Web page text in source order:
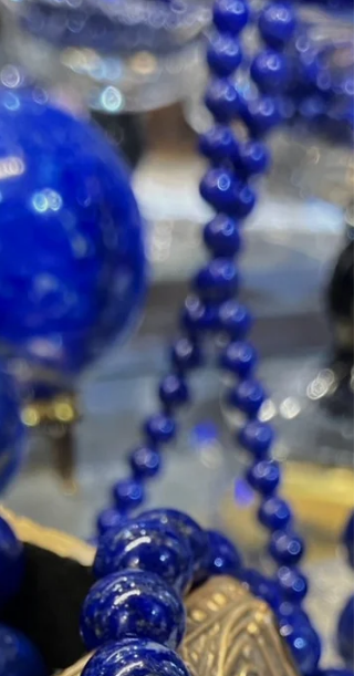
リン 🌞 【石言葉】 「希望」「繁栄
「富」「成功」
𓂃◌𓈒𓐍𓂃𓈒𓏸𓂃◌𓈒𓐍𓂃𓈒𓏸𓂃◌𓈒𓐍𓂃𓈒𓏸𓂃◌𓈒𓐍 銀杏の葉が
色から黄色に 変わり始めた並木道✨ 大木の根元
光の環の中に新しい枝が 天から祝福を受けるよ
に 光のシャワーを浴びて 輝いていました🌱✧˖°
命力と希望と 再生のエネルギーに 満ち溢れてい
ようでした💚 そして黄金色に輝くルフィ🔥 ＠熊
県庁プロムナード